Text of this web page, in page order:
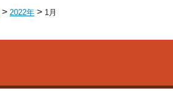
> 2022年 > 1月